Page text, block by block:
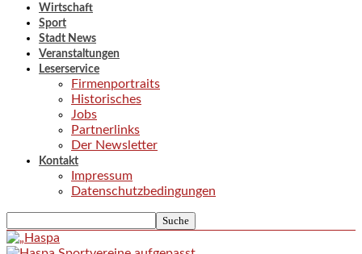
Wirtschaft
Sport
Stadt News
Veranstaltungen
Leserservice
Firmenportraits
Historisches
Jobs
Partnerlinks
Der Newsletter
Kontakt
Impressum
Datenschutzbedingungen